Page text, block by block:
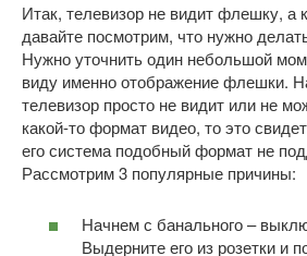
Итак, телевизор не видит флешку, а
давайте посмотрим, что нужно
Нужно уточнить один небольшой
виду именно отображение флешки.
телевизор просто не видит или не
какой-то формат видео, то это
его система подобный формат не
Рассмотрим 3 популярные причины:
Начнем с банального –
Выдерните его из розетки и